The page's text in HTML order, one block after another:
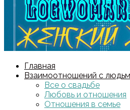
Главная
Взаимоотношений с
Все о свадьбе
Любовь и отношения
Отношения в семье